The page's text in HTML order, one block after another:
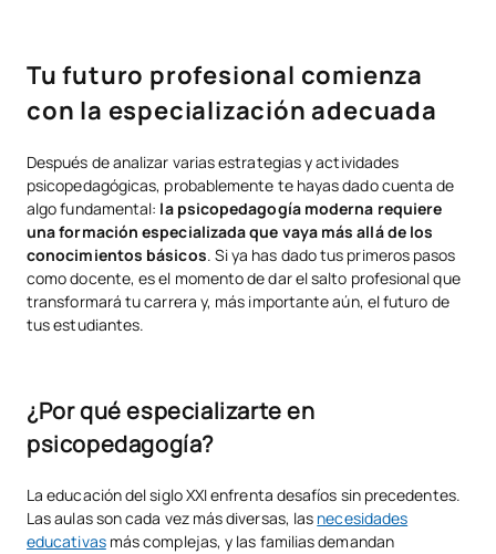
Tu futuro profesional comienza
con la especialización adecuada
Después de analizar varias estrategias y actividades
psicopedagógicas, probablemente te hayas dado cuenta de
algo fundamental: la psicopedagogía moderna requiere
una formación especializada que vaya más allá de los
conocimientos básicos. Si ya has dado tus primeros pasos
como docente, es el momento de dar el salto profesional que
transformará tu carrera y, más importante aún, el futuro de
tus estudiantes.
¿Por qué especializarte en
psicopedagogía?
La educación del siglo XXI enfrenta desafíos sin precedentes.
Las aulas son cada vez más diversas, las necesidades
educativasmás complejas, y las familias demandan